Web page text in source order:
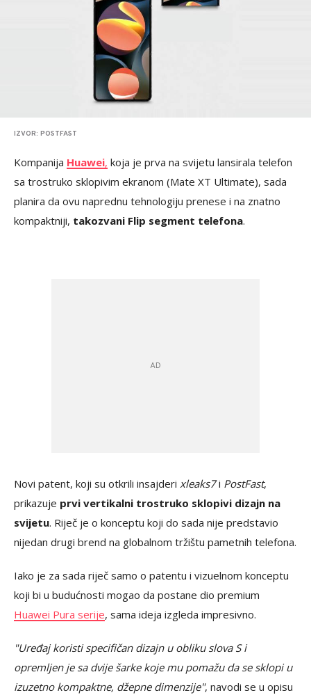
IZVOR: POSTFAST
Kompanija Huawei, koja je prva na svijetu lansirala telefon
sa trostruko sklopivim ekranom (Mate XT Ultimate), sada
planira da ovu naprednu tehnologiju prenese i na znatno
kompaktniji, takozvani Flip segment telefona.
Novi patent, koji su otkrili insajderi xleaks7i PostFast,
prikazuje prvi vertikalni trostruko sklopivi dizajn na
svijetu. Riječ je o konceptu koji do sada nije predstavio
nijedan drugi brend na globalnom tržištu pametnih telefona.
Iako je za sada riječ samo o patentu i vizuelnom konceptu
koji bi u budućnosti mogao da postane dio premium
Huawei Pura serije, sama ideja izgleda impresivno.
"Uređaj koristi specifičan dizajn u obliku slova S i
opremljen je sa dvije šarke koje mu pomažu da se sklopi u
izuzetno kompaktne, džepne dimenzije", navodi se u opisu